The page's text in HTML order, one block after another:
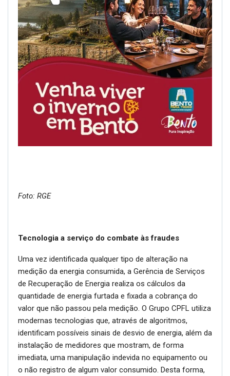
Foto: RGE
Tecnologia a serviço do combate às fraudes
Uma vez identificada qualquer tipo de alteração na
medição da energia consumida, a Gerência de Serviços
de Recuperação de Energia realiza os cálculos da
quantidade de energia furtada e fixada a cobrança do
valor que não passou pela medição. O Grupo CPFL utiliza
modernas tecnologias que, através de algoritmos,
identificam possíveis sinais de desvio de energia, além da
instalação de medidores que mostram, de forma
imediata, uma manipulação indevida no equipamento ou
o não registro de algum valor consumido. Desta forma,